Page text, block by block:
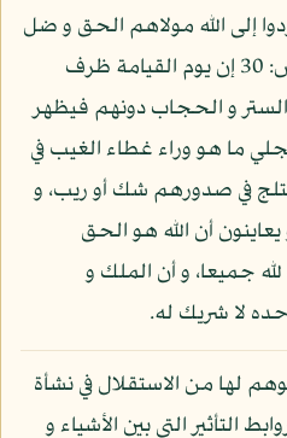
إلى الله مولاهم الحق و ضل
عنهم ما كانوا يفترون»: يونس: 30 إن يوم القيامة ظرف
الستر و الحجاب دونهم فيظهر
ما هو وراء غطاء الغيب في
في صدورهم شك أو ريب، و
أن الله هو الحق
جميعا، و أن الملك و
لا شريك له.
لها من الاستقلال في نشأة
التأثير التي بين الأشياء و